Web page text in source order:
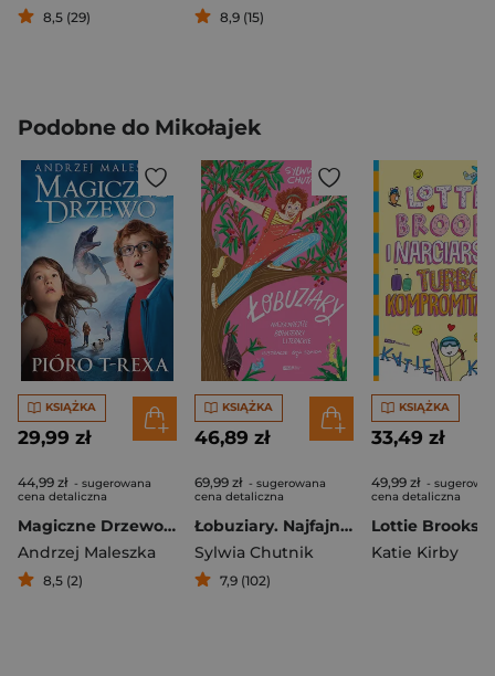
8,5 (29) 8,9 (15)
Podobne do Mikołajek
KSIĄŻKA
29,99 zł
44,99 zł - sugerowana
cena detaliczna
Magiczne Drzewo. Pióro T-rexa (2024)
Andrzej Maleszka
8,5 (2)
KSIĄŻKA
46,89 zł
69,99 zł - sugerowana
cena detaliczna
Łobuziary. Najfajniejsze bohaterki literackie
Sylwia Chutnik
7,9 (102)
KSIĄŻKA
33,49 zł
49,99 zł -
cena detaliczna
Katie Kirby